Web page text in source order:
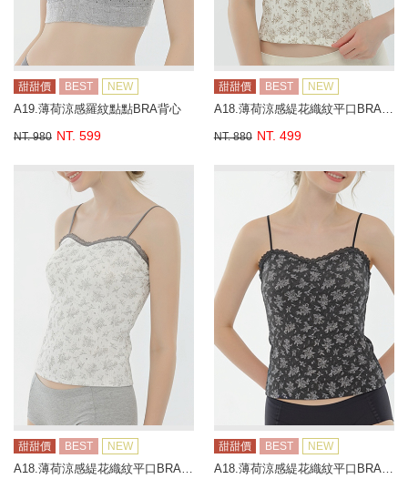
甜甜價 BEST NEW
A19.薄荷涼感羅紋點點BRA背心
NT. 980 NT. 599
甜甜價 BEST NEW
NT. 880 NT. 499
甜甜價 BEST NEW
A18.薄荷涼感緹花織紋平口BRA背心
甜甜價 BEST NEW
A18.薄荷涼感緹花織紋平口BRA背心